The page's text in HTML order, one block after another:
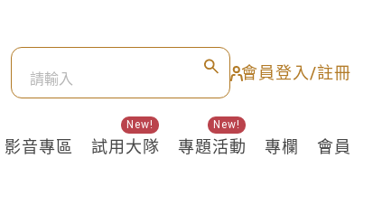
會員登入/註冊
影音專區 試用大隊
New!
專題活動
New!
專欄 會員